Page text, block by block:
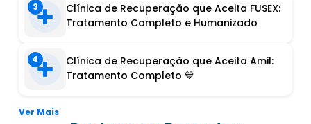
3
Clínica de Recuperação que Aceita FUSEX:
Tratamento Completo e Humanizado
4
Clínica de Recuperação que Aceita Amil:
Tratamento Completo 💙
Ver Mais